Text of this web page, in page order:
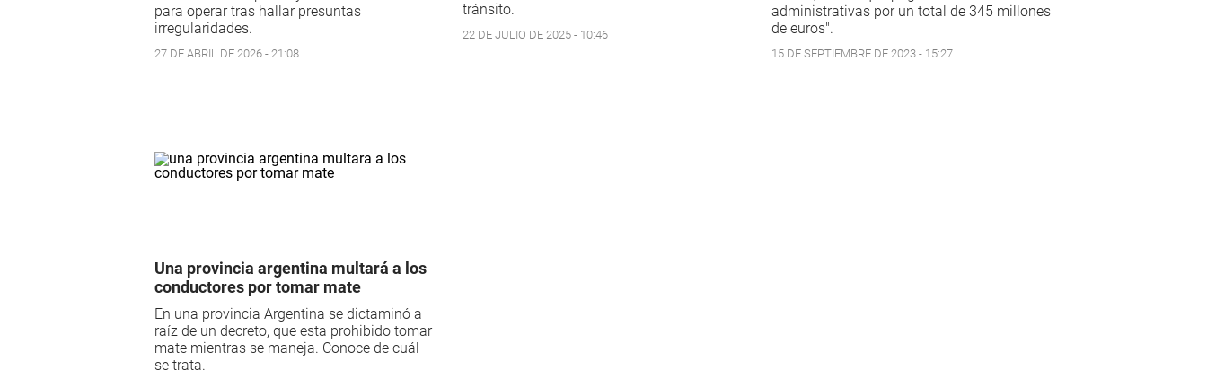
para operar tras hallar presuntas
irregularidades.
27 DE ABRIL DE 2026 - 21:08
tránsito.
22 DE JULIO DE 2025 - 10:46
administrativas por un total de 345 millones
de euros".
15 DE SEPTIEMBRE DE 2023 - 15:27
Una provincia argentina multará a los
conductores por tomar mate
En una provincia Argentina se dictaminó a
raíz de un decreto, que esta prohibido tomar
mate mientras se maneja. Conoce de cuál
se trata.